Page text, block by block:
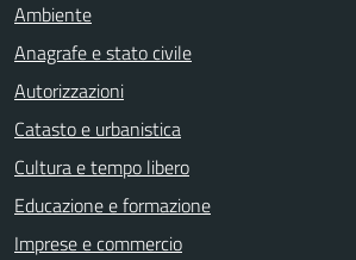
Ambiente
Anagrafe e stato civile
Autorizzazioni
Catasto e urbanistica
Cultura e tempo libero
Educazione e formazione
Imprese e commercio